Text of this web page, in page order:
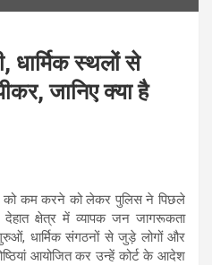
धार्मिक स्थलों से
जानिए क्या है
को कम करने को लेकर पुलिस ने पिछले
क्षेत्र में व्यापक जन जागरूकता
धार्मिक संगठनों से जुड़े लोगों और
आयोजित कर उन्हें कोर्ट के आदेश